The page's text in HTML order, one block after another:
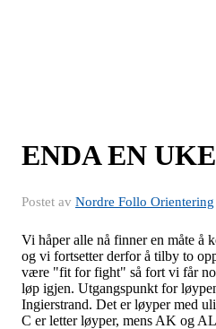
ENDA EN
Postet av Nordre Follo Orientering
Vi håper alle nå finner en måte å
og vi fortsetter derfor å tilby to
være "fit for fight" så fort vi får
løp igjen. Utgangspunkt for
Ingierstrand. Det er løyper med
C er letter løyper, mens AK og